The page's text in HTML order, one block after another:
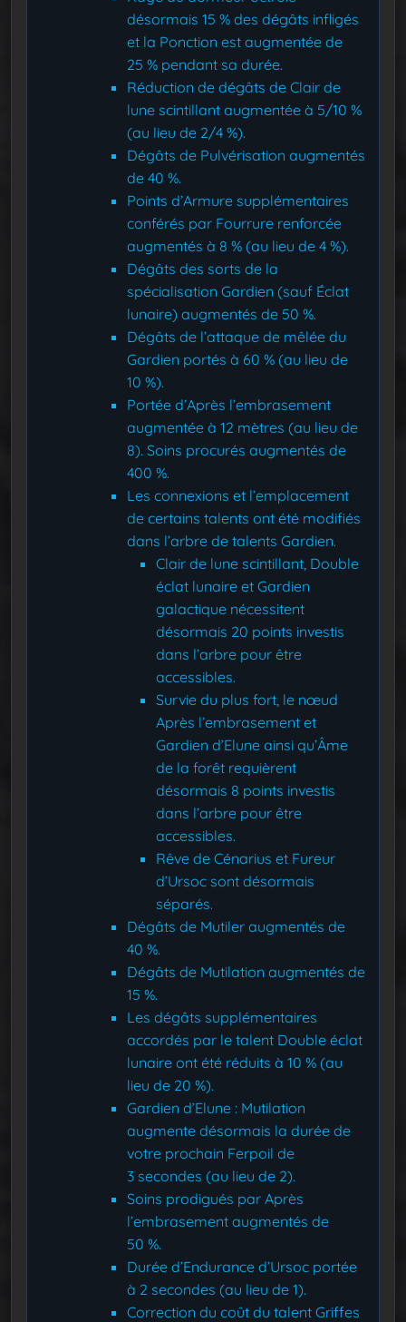
désormais 15 % des dégâts infligés
et la Ponction est augmentée de
25 % pendant sa durée.
Réduction de dégâts de Clair de
lune scintillant augmentée à 5/10 %
(au lieu de 2/4 %).
Dégâts de Pulvérisation augmentés
de 40 %.
Points d’Armure supplémentaires
conférés par Fourrure renforcée
augmentés à 8 % (au lieu de 4 %).
Dégâts des sorts de la
spécialisation Gardien (sauf Éclat
lunaire) augmentés de 50 %.
Dégâts de l’attaque de mêlée du
Gardien portés à 60 % (au lieu de
10 %).
Portée d’Après l’embrasement
augmentée à 12 mètres (au lieu de
8). Soins procurés augmentés de
400 %.
Les connexions et l’emplacement
de certains talents ont été modifiés
dans l’arbre de talents Gardien.
Clair de lune scintillant, Double
éclat lunaire et Gardien
galactique nécessitent
désormais 20 points investis
dans l’arbre pour être
accessibles.
Survie du plus fort, le nœud
Après l’embrasement et
Gardien d’Elune ainsi qu’Âme
de la forêt requièrent
désormais 8 points investis
dans l’arbre pour être
accessibles.
Rêve de Cénarius et Fureur
d’Ursoc sont désormais
séparés.
Dégâts de Mutiler augmentés de
40 %.
Dégâts de Mutilation augmentés de
15 %.
Les dégâts supplémentaires
accordés par le talent Double éclat
lunaire ont été réduits à 10 % (au
lieu de 20 %).
Gardien d’Elune : Mutilation
augmente désormais la durée de
votre prochain Ferpoil de
3 secondes (au lieu de 2).
Soins prodigués par Après
l’embrasement augmentés de
50 %.
Durée d’Endurance d’Ursoc portée
à 2 secondes (au lieu de 1).
Correction du coût du talent Griffes